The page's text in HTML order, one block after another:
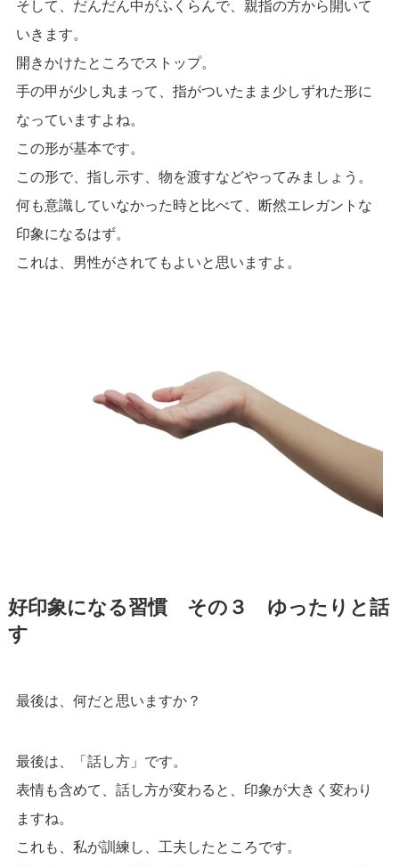
そして、だんだん中がふくらんで、親指の方から開いて
いきます。
開きかけたところでストップ。
手の甲が少し丸まって、指がついたまま少しずれた形に
なっていますよね。
この形が基本です。
この形で、指し示す、物を渡すなどやってみましょう。
何も意識していなかった時と比べて、断然エレガントな
印象になるはず。
これは、男性がされてもよいと思いますよ。
好印象になる習慣 その３ ゆったりと話
す
最後は、何だと思いますか？
最後は、「話し方」です。
表情も含めて、話し方が変わると、印象が大きく変わり
ますね。
これも、私が訓練し、工夫したところです。